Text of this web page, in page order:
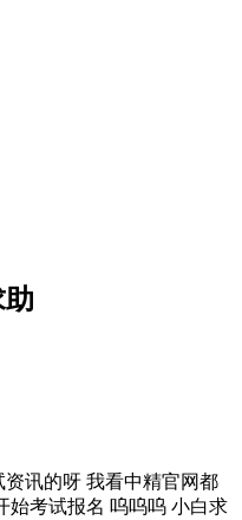
讯的呀 我看中精官网都
始考试报名 呜呜呜 小白求